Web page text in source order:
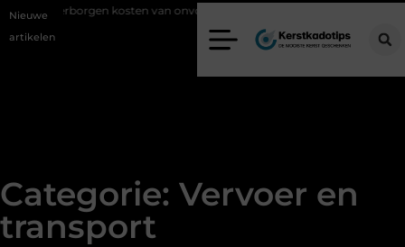
Nieuwe
artikelen
De verborgen kosten van onvoldoende lasafzuiging in
Categorie: Vervoer en
transport